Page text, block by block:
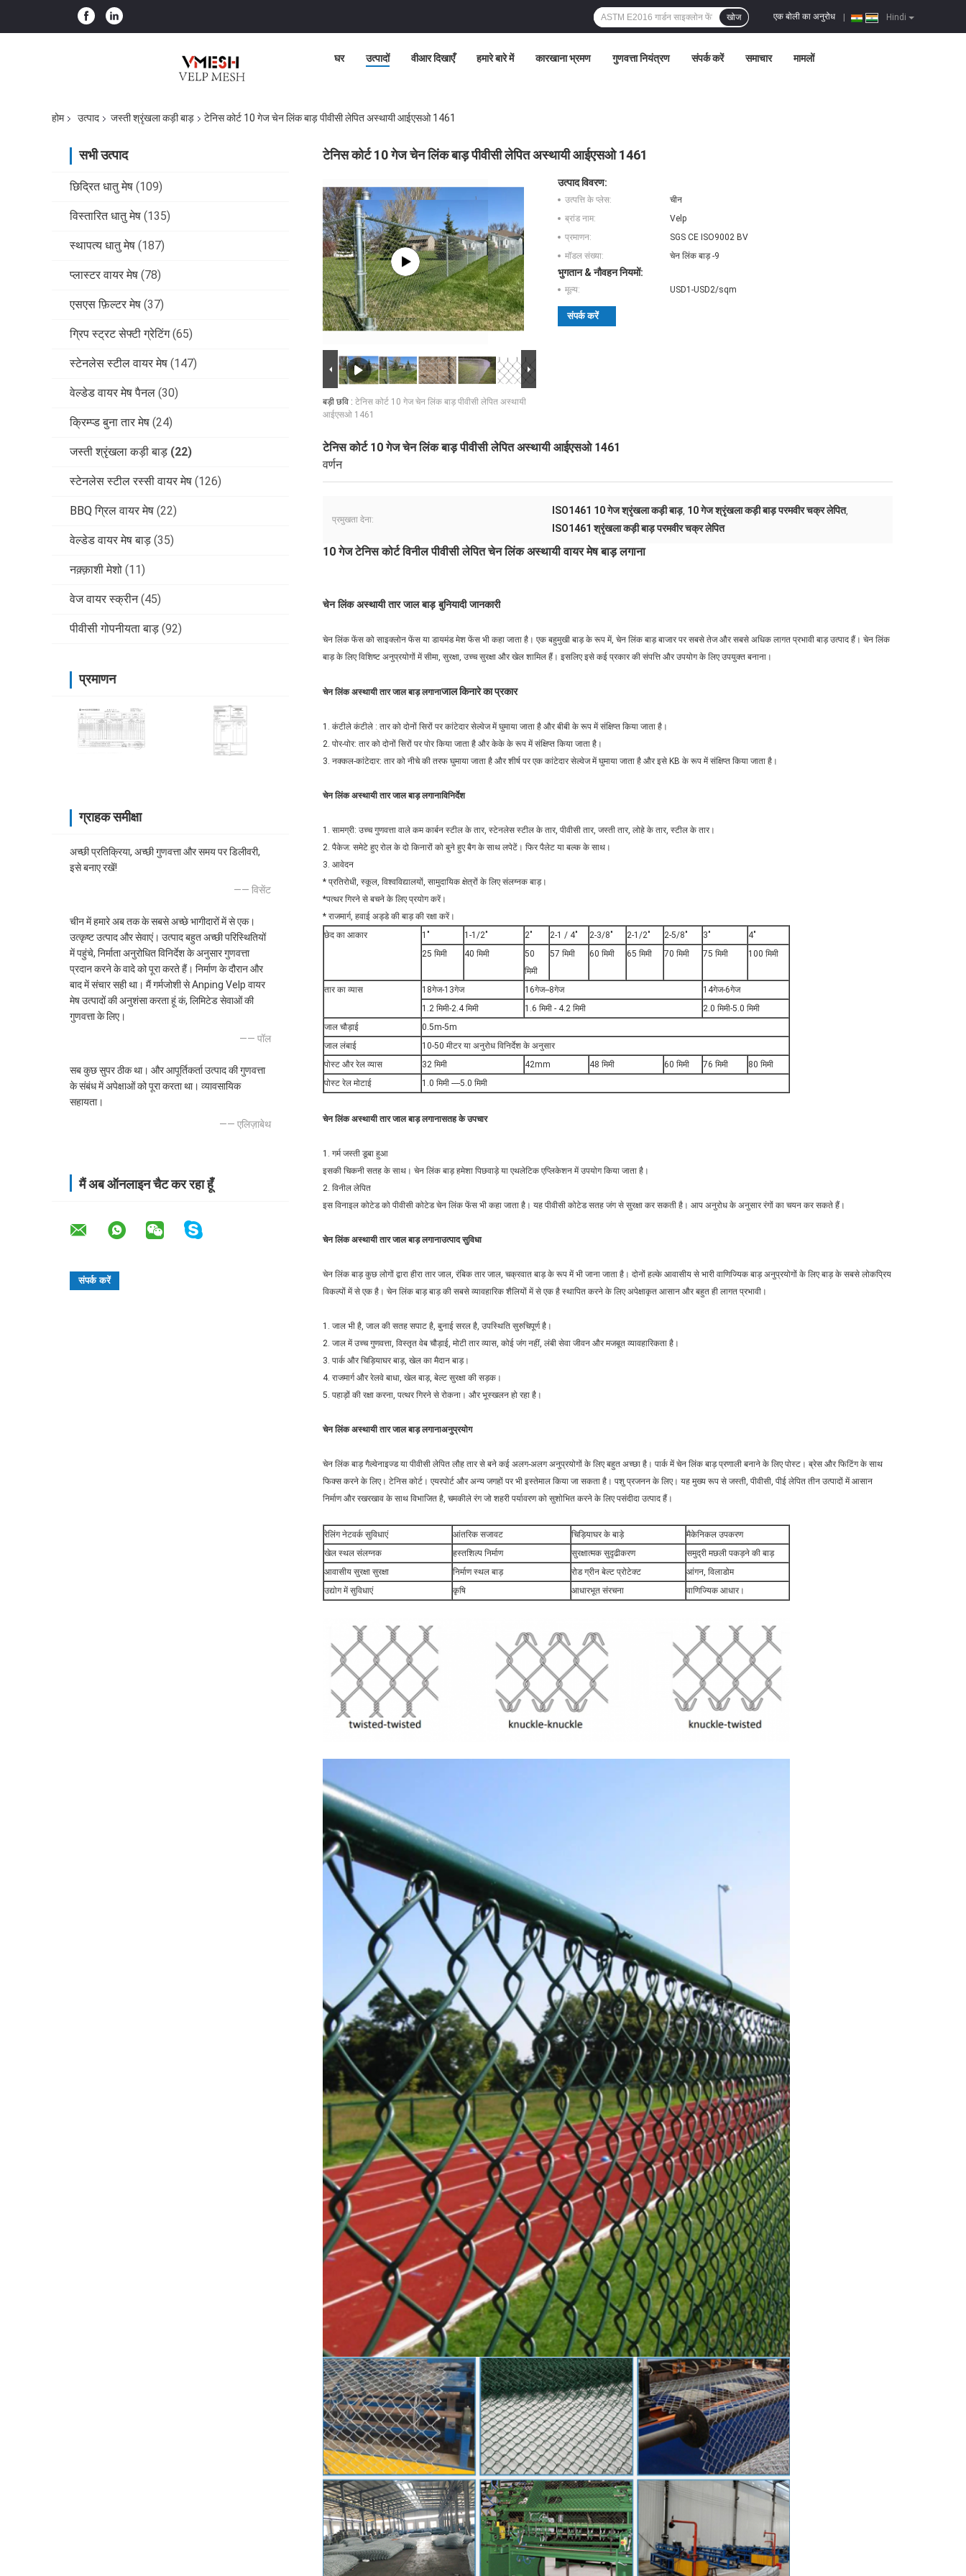
Hindi
एक बोली का अनुरोध
खोज
घर उत्पादों वीआर दिखाएँ हमारे बारे में कारखाना भ्रमण गुणवत्ता नियंत्रण संपर्क करें समाचार मामलों
होम उत्पाद जस्ती श्रृंखला कड़ी बाड़ टेनिस कोर्ट 10 गेज चेन लिंक बाड़ पीवीसी लेपित अस्थायी आईएसओ 1461
सभी उत्पाद
छिद्रित धातु मेष (109)
विस्तारित धातु मेष (135)
स्थापत्य धातु मेष (187)
प्लास्टर वायर मेष (78)
एसएस फ़िल्टर मेष (37)
ग्रिप स्ट्रट सेफ्टी ग्रेटिंग (65)
स्टेनलेस स्टील वायर मेष (147)
वेल्डेड वायर मेष पैनल (30)
क्रिम्प्ड बुना तार मेष (24)
जस्ती श्रृंखला कड़ी बाड़ (22)
स्टेनलेस स्टील रस्सी वायर मेष (126)
BBQ ग्रिल वायर मेष (22)
वेल्डेड वायर मेष बाड़ (35)
नक़्क़ाशी मेशो (11)
वेज वायर स्क्रीन (45)
पीवीसी गोपनीयता बाड़ (92)
प्रमाणन
ग्राहक समीक्षा
अच्छी प्रतिक्रिया, अच्छी गुणवत्ता और समय पर डिलीवरी,
इसे बनाए रखें!
—— विसेंट
चीन में हमारे अब तक के सबसे अच्छे भागीदारों में से एक।
उत्कृष्ट उत्पाद और सेवाएं। उत्पाद बहुत अच्छी परिस्थितियों
में पहुंचे, निर्माता अनुरोधित विनिर्देश के अनुसार गुणवत्ता
प्रदान करने के वादे को पूरा करते हैं। निर्माण के दौरान और
बाद में संचार सही था। मैं गर्मजोशी से Anping Velp वायर
मेष उत्पादों की अनुशंसा करता हूं कं, लिमिटेड सेवाओं की
गुणवत्ता के लिए।
—— पॉल
सब कुछ सुपर ठीक था। और आपूर्तिकर्ता उत्पाद की गुणवत्ता
के संबंध में अपेक्षाओं को पूरा करता था। व्यावसायिक
सहायता।
—— एलिज़ाबेथ
मैं अब ऑनलाइन चैट कर रहा हूँ
टेनिस कोर्ट 10 गेज चेन लिंक बाड़ पीवीसी लेपित अस्थायी आईएसओ 1461
बड़ी छवि : टेनिस कोर्ट 10 गेज चेन लिंक बाड़ पीवीसी लेपित अस्थायी
आईएसओ 1461
उत्पाद विवरण:
उत्पत्ति के प्लेस:
चीन
ब्रांड नाम:
Velp
प्रमाणन:
SGS CE ISO9002 BV
मॉडल संख्या:
चेन लिंक बाड़ -9
भुगतान & नौवहन नियमों:
मूल्य: USD1-USD2/sqm
संपर्क करें
टेनिस कोर्ट 10 गेज चेन लिंक बाड़ पीवीसी लेपित अस्थायी आईएसओ 1461
वर्णन
प्रमुखता देना:
ISO1461 10 गेज श्रृंखला कड़ी बाड़, 10 गेज श्रृंखला कड़ी बाड़ परमवीर चक्र लेपित,
ISO1461 श्रृंखला कड़ी बाड़ परमवीर चक्र लेपित
10 गेज टेनिस कोर्ट विनील पीवीसी लेपित चेन लिंक अस्थायी वायर मेष बाड़ लगाना
चेन लिंक अस्थायी तार जाल बाड़ बुनियादी जानकारी
चेन लिंक फेंस को साइक्लोन फेंस या डायमंड मेश फेंस भी कहा जाता है। एक बहुमुखी बाड़ के रूप में, चेन लिंक बाड़ बाजार पर सबसे तेज और सबसे अधिक लागत प्रभावी बाड़ उत्पाद हैं। चेन लिंक
बाड़ के लिए विशिष्ट अनुप्रयोगों में सीमा, सुरक्षा, उच्च सुरक्षा और खेल शामिल हैं। इसलिए इसे कई प्रकार की संपत्ति और उपयोग के लिए उपयुक्त बनाना।
चेन लिंक अस्थायी तार जाल बाड़ लगानाजाल किनारे का प्रकार
1. कंटीले कंटीले : तार को दोनों सिरों पर कांटेदार सेल्वेज में घुमाया जाता है और बीबी के रूप में संक्षिप्त किया जाता है।
2. पोर-पोर: तार को दोनों सिरों पर पोर किया जाता है और केके के रूप में संक्षिप्त किया जाता है।
3. नक्कल-कांटेदार: तार को नीचे की तरफ घुमाया जाता है और शीर्ष पर एक कांटेदार सेल्वेज में घुमाया जाता है और इसे KB के रूप में संक्षिप्त किया जाता है।
चेन लिंक अस्थायी तार जाल बाड़ लगानाविनिर्देश
1. सामग्री: उच्च गुणवत्ता वाले कम कार्बन स्टील के तार, स्टेनलेस स्टील के तार, पीवीसी तार, जस्ती तार, लोहे के तार, स्टील के तार।
2. पैकेज: समेटे हुए रोल के दो किनारों को बुने हुए बैग के साथ लपेटें। फिर पैलेट या बल्क के साथ।
3. आवेदन
* प्रतिरोधी, स्कूल, विश्वविद्यालयों, सामुदायिक क्षेत्रों के लिए संलग्नक बाड़।
*पत्थर गिरने से बचने के लिए प्रयोग करें।
* राजमार्ग, हवाई अड्डे की बाड़ की रक्षा करें।
छेद का आकार
1" 1-1/2" 2" 2-1 / 4" 2-3/8" 2-1/2" 2-5/8" 3"
4"
25 मिमी
40 मिमी
50
मिमी
57 मिमी 60 मिमी 65 मिमी 70 मिमी 75 मिमी 100 मिमी
तार का व्यास 18गेज-13गेज 16गेज--8गेज
14गेज-6गेज
1.2 मिमी-2.4 मिमी
1.6 मिमी - 4.2 मिमी
2.0 मिमी-5.0 मिमी
जाल चौड़ाई
0.5m-5m
जाल लंबाई
10-50 मीटर या अनुरोध विनिर्देश के अनुसार
पोस्ट और रेल व्यास
32 मिमी 42mm 48 मिमी 60 मिमी 76 मिमी
80 मिमी
पोस्ट रेल मोटाई
1.0 मिमी ----5.0 मिमी
चेन लिंक अस्थायी तार जाल बाड़ लगानासतह के उपचार
1. गर्म जस्ती डूबा हुआ
इसकी चिकनी सतह के साथ। चेन लिंक बाड़ हमेशा पिछवाड़े या एथलेटिक एप्लिकेशन में उपयोग किया जाता है।
2. विनील लेपित
इस विनाइल कोटेड को पीवीसी कोटेड चेन लिंक फेंस भी कहा जाता है। यह पीवीसी कोटेड सतह जंग से सुरक्षा कर सकती है। आप अनुरोध के अनुसार रंगों का चयन कर सकते हैं।
चेन लिंक अस्थायी तार जाल बाड़ लगानाउत्पाद सुविधा
चेन लिंक बाड़ कुछ लोगों द्वारा हीरा तार जाल, रंबिक तार जाल, चक्रवात बाड़ के रूप में भी जाना जाता है। दोनों हल्के आवासीय से भारी वाणिज्यिक बाड़ अनुप्रयोगों के लिए बाड़ के सबसे लोकप्रिय
विकल्पों में से एक है। चेन लिंक बाड़ बाड़ की सबसे व्यावहारिक शैलियों में से एक है स्थापित करने के लिए अपेक्षाकृत आसान और बहुत ही लागत प्रभावी।
1. जाल भी है, जाल की सतह सपाट है, बुनाई सरल है, उपस्थिति सुरुचिपूर्ण है।
2. जाल में उच्च गुणवत्ता, विस्तृत वेब चौड़ाई, मोटी तार व्यास, कोई जंग नहीं, लंबी सेवा जीवन और मजबूत व्यावहारिकता है।
3. पार्क और चिड़ियाघर बाड़, खेल का मैदान बाड़।
4. राजमार्ग और रेलवे बाधा, खेल बाड़, बेल्ट सुरक्षा की सड़क।
5. पहाड़ों की रक्षा करना, पत्थर गिरने से रोकना। और भूस्खलन हो रहा है।
चेन लिंक अस्थायी तार जाल बाड़ लगानाअनुप्रयोग
चेन लिंक बाड़ गैल्वेनाइज्ड या पीवीसी लेपित लौह तार से बने कई अलग-अलग अनुप्रयोगों के लिए बहुत अच्छा है। पार्क में चेन लिंक बाड़ प्रणाली बनाने के लिए पोस्ट। ब्रेस और फिटिंग के साथ
फिक्स करने के लिए। टेनिस कोर्ट। एयरपोर्ट और अन्य जगहों पर भी इस्तेमाल किया जा सकता है। पशु प्रजनन के लिए। यह मुख्य रूप से जस्ती, पीवीसी, पीई लेपित तीन उत्पादों में आसान
निर्माण और रखरखाव के साथ विभाजित है, चमकीले रंग जो शहरी पर्यावरण को सुशोभित करने के लिए पसंदीदा उत्पाद हैं।
रेलिंग नेटवर्क सुविधाएं आंतरिक सजावट चिड़ियाघर के बाड़े
मैकेनिकल उपकरण
खेल स्थल संलग्नक
हस्तशिल्प निर्माण सुरक्षात्मक सुदृढीकरण
समुद्री मछली पकड़ने की बाड़
आवासीय सुरक्षा सुरक्षा
निर्माण स्थल बाड़ रोड ग्रीन बेल्ट प्रोटेक्ट
आंगन, विलाडोम
उद्योग में सुविधाएं
कृषि आधारभूत संरचना वाणिज्यिक आधार।